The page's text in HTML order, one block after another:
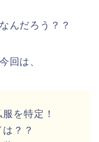
んだろう？？
回は、
を特定！
？？